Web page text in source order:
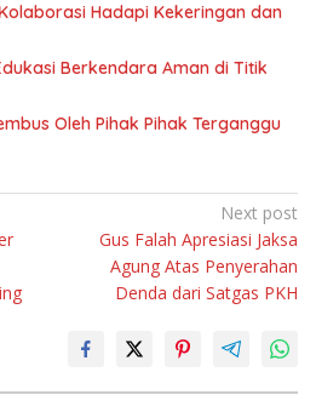
Hadapi Kekeringan dan
Berkendara Aman di Titik
Oleh Pihak Pihak Terganggu
Next post
Gus Falah Apresiasi Jaksa
Agung Atas Penyerahan
Denda dari Satgas PKH